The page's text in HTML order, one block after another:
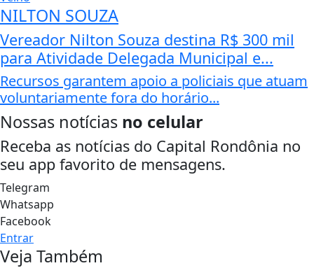
NILTON SOUZA
Vereador Nilton Souza destina R$ 300 mil
para Atividade Delegada Municipal e...
Recursos garantem apoio a policiais que atuam
voluntariamente fora do horário...
Nossas notícias no celular
Receba as notícias do Capital Rondônia no
seu app favorito de mensagens.
Telegram
Whatsapp
Facebook
Entrar
Veja Também